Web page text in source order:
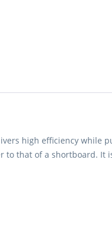
high efficiency while
to that of a shortboard.